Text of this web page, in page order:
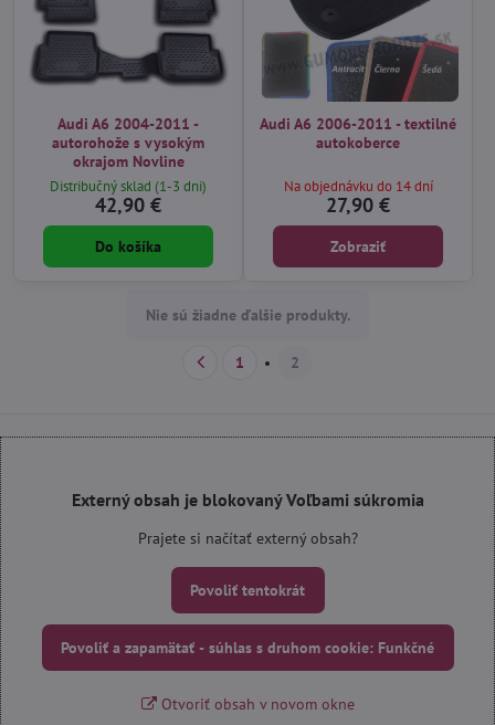
Audi A6 2004-2011 -
autorohože s vysokým
okrajom Novline
Distribučný sklad (1-3 dni)
42,90 €
Do košíka
Audi A6 2006-2011 - textilné
autokoberce
Na objednávku do 14 dní
27,90 €
Zobraziť
Nie sú žiadne ďalšie produkty.
1 2
Externý obsah je blokovaný Voľbami súkromia
Prajete si načítať externý obsah?
Povoliť tentokrát
Povoliť a zapamätať - súhlas s druhom cookie: Funkčné
Otvoriť obsah v novom okne